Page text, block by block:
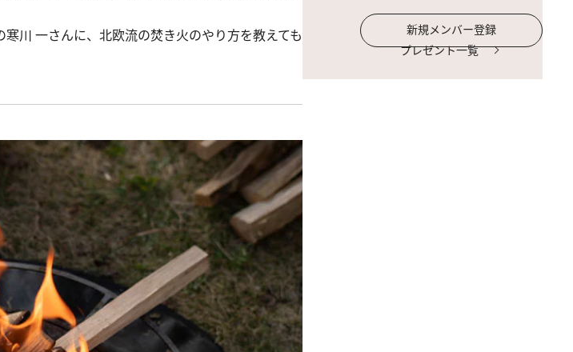
川 一さんに、北欧流の焚き火のやり方を教えても
新規メンバー登録
プレゼント一覧